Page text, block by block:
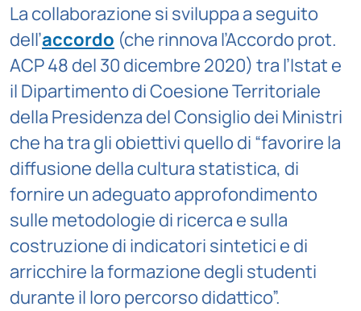
La collaborazione si sviluppa a seguito
dell’accordo (che rinnova l’Accordo prot.
ACP 48 del 30 dicembre 2020) tra l’Istat e
il Dipartimento di Coesione Territoriale
della Presidenza del Consiglio dei Ministri
che ha tra gli obiettivi quello di “favorire la
diffusione della cultura statistica, di
fornire un adeguato approfondimento
sulle metodologie di ricerca e sulla
costruzione di indicatori sintetici e di
arricchire la formazione degli studenti
durante il loro percorso didattico”.